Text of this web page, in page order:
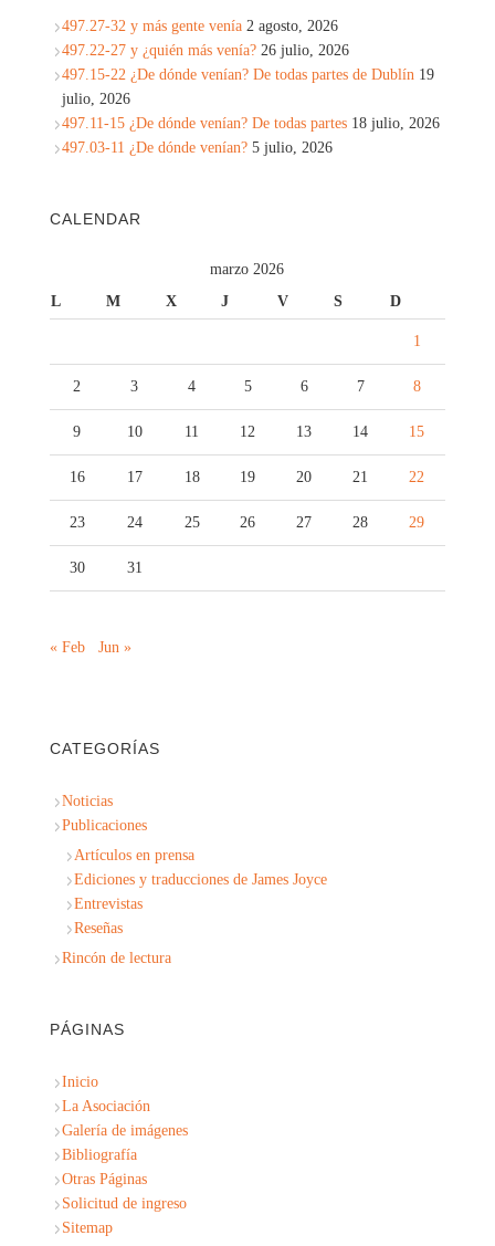
497.27-32 y más gente venía 2 agosto, 2026
497.22-27 y ¿quién más venía? 26 julio, 2026
497.15-22 ¿De dónde venían? De todas partes de Dublín 19
julio, 2026
497.11-15 ¿De dónde venían? De todas partes 18 julio, 2026
497.03-11 ¿De dónde venían? 5 julio, 2026
CALENDAR
marzo 2026
L
M X J V S D
1
2 3 4 5 6 7 8
9 10 11 12 13 14 15
16 17 18 19 20 21 22
23 24 25 26 27 28 29
30 31
« Feb Jun »
CATEGORÍAS
Noticias
Publicaciones
Artículos en prensa
Ediciones y traducciones de James Joyce
Entrevistas
Reseñas
Rincón de lectura
PÁGINAS
Inicio
La Asociación
Galería de imágenes
Bibliografía
Otras Páginas
Solicitud de ingreso
Sitemap